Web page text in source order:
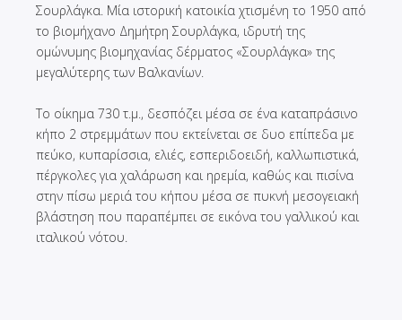
Σουρλάγκα. Μία ιστορική κατοικία χτισμένη το 1950 από
το βιομήχανο Δημήτρη Σουρλάγκα, ιδρυτή της
ομώνυμης βιομηχανίας δέρματος «Σουρλάγκα» της
μεγαλύτερης των Βαλκανίων.
Το οίκημα 730 τ.μ., δεσπόζει μέσα σε ένα καταπράσινο
κήπο 2 στρεμμάτων που εκτείνεται σε δυο επίπεδα με
πεύκο, κυπαρίσσια, ελιές, εσπεριδοειδή, καλλωπιστικά,
πέργκολες για χαλάρωση και ηρεμία, καθώς και πισίνα
στην πίσω μεριά του κήπου μέσα σε πυκνή μεσογειακή
βλάστηση που παραπέμπει σε εικόνα του γαλλικού και
ιταλικού νότου.